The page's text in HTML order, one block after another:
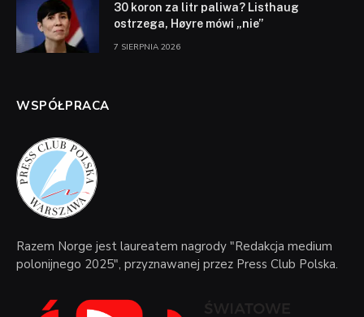
30 koron za litr paliwa? Listhaug
ostrzega, Høyre mówi „nie”
7 SIERPNIA 2026
WSPÓŁPRACA
Razem Norge jest laureatem nagrody "Redakcja medium
polonijnego 2025", przyznawanej przez Press Club Polska.